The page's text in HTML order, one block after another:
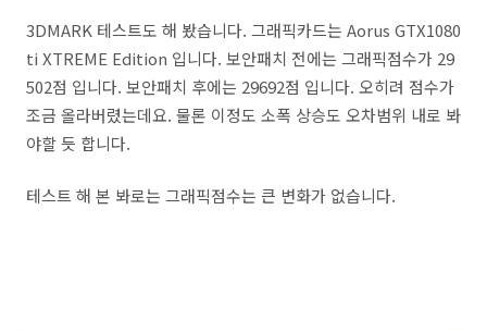
3DMARK 테스트도 해 봤습니다. 그래픽카드는 Aorus GTX1080
ti XTREME Edition 입니다. 보안패치 전에는 그래픽점수가 29
502점 입니다. 보안패치 후에는 29692점 입니다. 오히려 점수가
조금 올라버렸는데요. 물론 이정도 소폭 상승도 오차범위 내로 봐
야할 듯 합니다.
테스트 해 본 봐로는 그래픽점수는 큰 변화가 없습니다.